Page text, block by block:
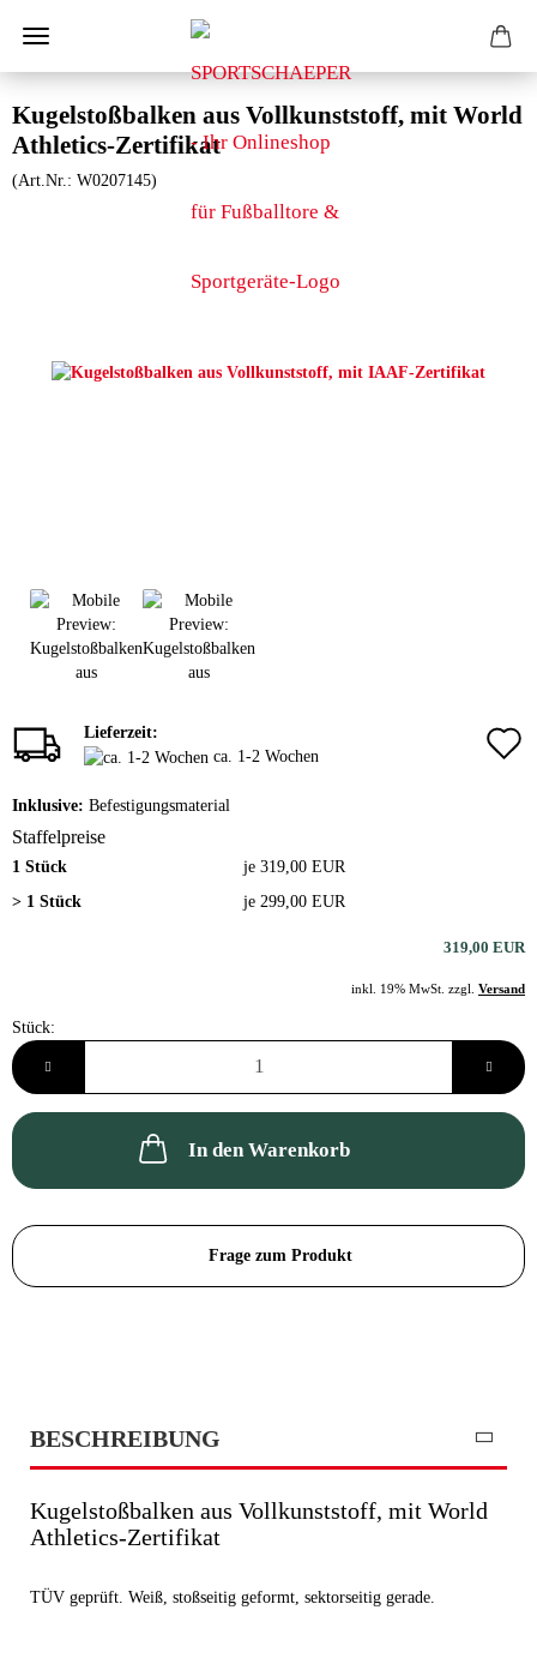
Kugelstoßbalken aus Vollkunststoff, mit World
Athletics-Zertifikat
(Art.Nr.: W0207145)
Lieferzeit:
ca. 1-2 Wochen
Inklusive: Befestigungsmaterial
Staffelpreise
1 Stück
je 319,00 EUR
> 1 Stück
je 299,00 EUR
319,00 EUR
inkl. 19% MwSt. zzgl. Versand
Stück:
Stück
In den Warenkorb
Frage zum Produkt
BESCHREIBUNG
Kugelstoßbalken aus Vollkunststoff, mit World
Athletics-Zertifikat
TÜV geprüft. Weiß, stoßseitig geformt, sektorseitig gerade.